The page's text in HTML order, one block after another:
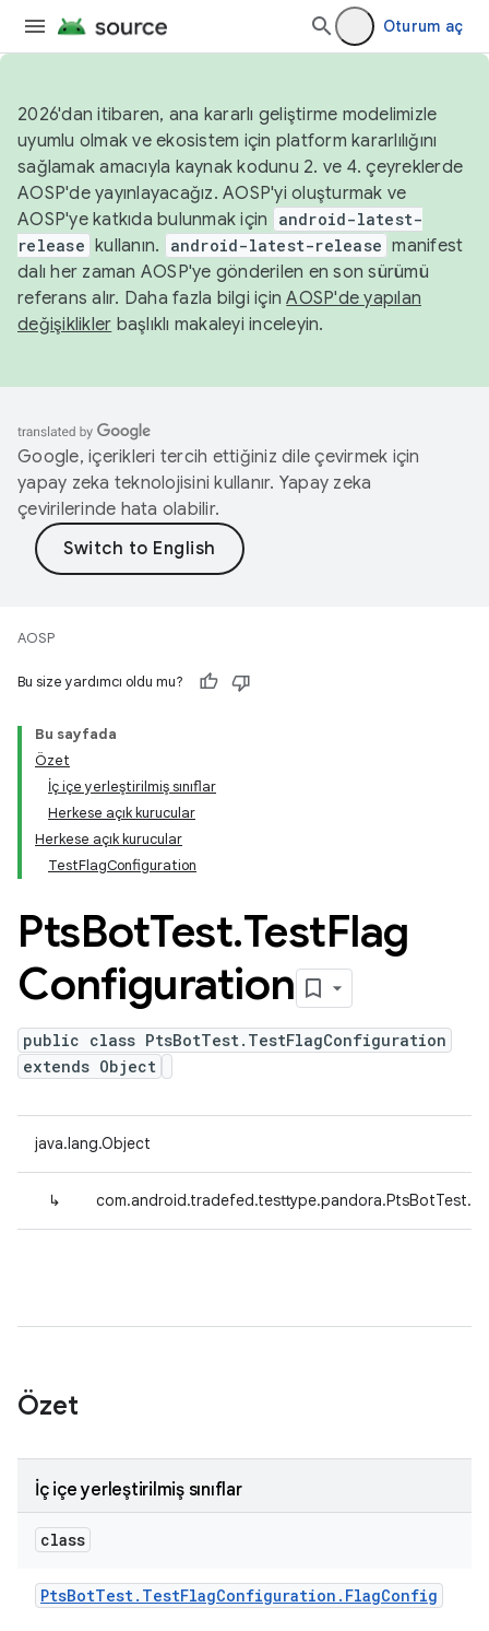
Oturum aç
2026'dan itibaren, ana kararlı geliştirme modelimizle
uyumlu olmak ve ekosistem için platform kararlılığını
sağlamak amacıyla kaynak kodunu 2. ve 4. çeyreklerde
AOSP'de yayınlayacağız. AOSP'yi oluşturmak ve
AOSP'ye katkıda bulunmak için
android-latest-
release kullanın. android-latest-release manifest
dalı her zaman AOSP'ye gönderilen en son sürümü
referans alır. Daha fazla bilgi içinAOSP'de yapılan
değişiklikler başlıklı makaleyi inceleyin.
Google, içerikleri tercih ettiğiniz dile çevirmek için
yapay zeka teknolojisini kullanır. Yapay zeka
çevirilerinde hata olabilir.
AOSP
Bu size yardımcı oldu mu?
Bu sayfada
Özet
İç içe yerleştirilmiş sınıflar
Herkese açık kurucular
Herkese açık kurucular
TestFlagConfiguration
PtsBotTest.TestFlag
Configuration
public class PtsBotTest.TestFlagConfiguration
extends Object
java.lang.Object
↳
Özet
İç içe yerleştirilmiş sınıflar
class
PtsBotTest. TestFlagConfiguration . FlagConfig